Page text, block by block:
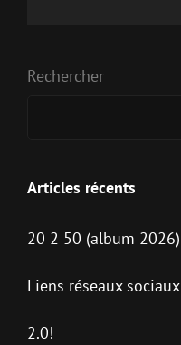
Rechercher
Articles récents
20 2 50 (album 2026)
Liens réseaux sociaux
2.0!